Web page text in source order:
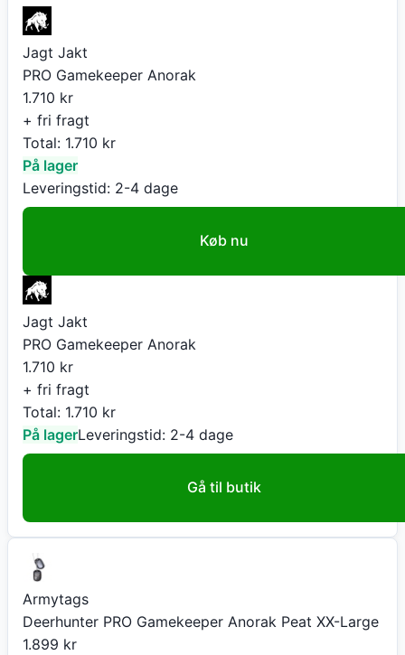
Jagt Jakt
PRO Gamekeeper Anorak
1.710 kr
+ fri fragt
Total: 1.710 kr
På lager
Leveringstid: 2-4 dage
Køb nu
Jagt Jakt
PRO Gamekeeper Anorak
1.710 kr
+ fri fragt
Total: 1.710 kr
På lagerLeveringstid: 2-4 dage
Gå til butik
Armytags
Deerhunter PRO Gamekeeper Anorak Peat XX-Large
1.899 kr